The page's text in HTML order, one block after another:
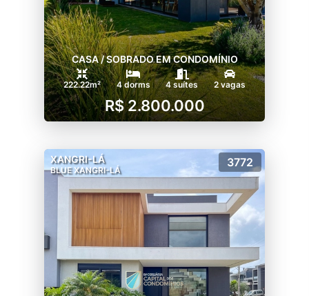
CASA / SOBRADO EM CONDOMÍNIO
222.22m² 4 dorms 4 suítes 2 vagas
R$ 2.800.000
XANGRI-LÁ
BLUE XANGRI-LÁ
3772